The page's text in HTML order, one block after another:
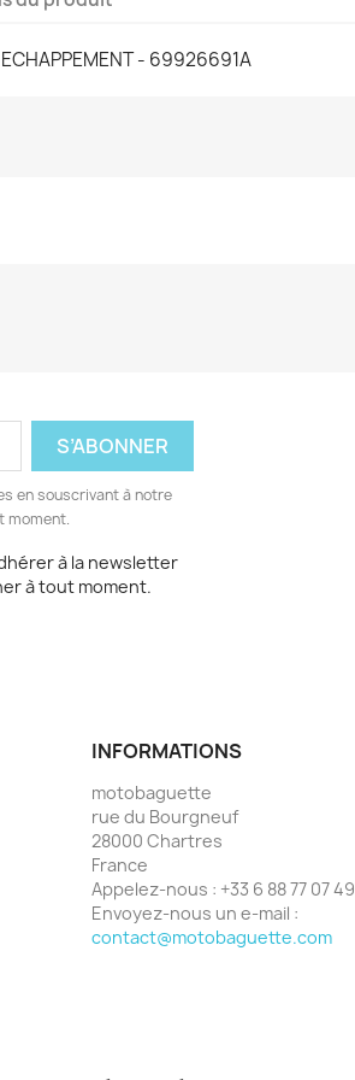
ECHAPPEMENT - 69926691A
en souscrivant à notre
moment.
à la newsletter
à tout moment.
INFORMATIONS
motobaguette
rue du Bourgneuf
28000 Chartres
France
Appelez-nous : +33 6 88 77 07 49
Envoyez-nous un e-mail :
contact@motobaguette.com